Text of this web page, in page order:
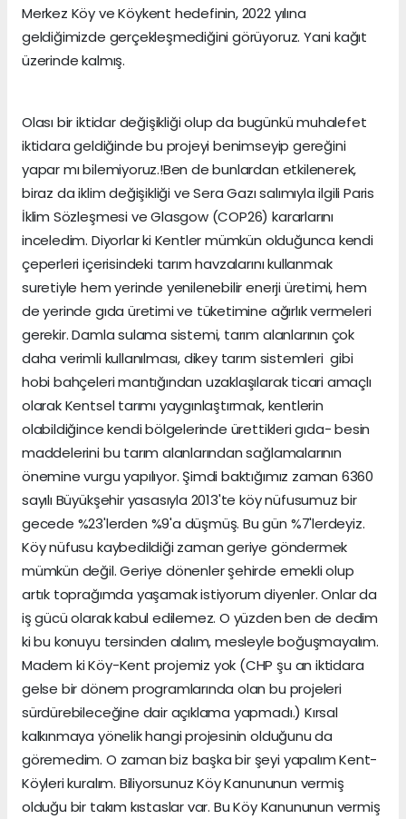
Merkez Köy ve Köykent hedefinin, 2022 yılına
geldiğimizde gerçekleşmediğini görüyoruz. Yani kağıt
üzerinde kalmış.
Olası bir iktidar değişikliği olup da bugünkü muhalefet
iktidara geldiğinde bu projeyi benimseyip gereğini
yapar mı bilemiyoruz.!Ben de bunlardan etkilenerek,
biraz da iklim değişikliği ve Sera Gazı salımıyla ilgili Paris
İklim Sözleşmesi ve Glasgow (COP26) kararlarını
inceledim. Diyorlar ki Kentler mümkün olduğunca kendi
çeperleri içerisindeki tarım havzalarını kullanmak
suretiyle hem yerinde yenilenebilir enerji üretimi, hem
de yerinde gıda üretimi ve tüketimine ağırlık vermeleri
gerekir. Damla sulama sistemi, tarım alanlarının çok
daha verimli kullanılması, dikey tarım sistemleri gibi
hobi bahçeleri mantığından uzaklaşılarak ticari amaçlı
olarak Kentsel tarımı yaygınlaştırmak, kentlerin
olabildiğince kendi bölgelerinde ürettikleri gıda- besin
maddelerini bu tarım alanlarından sağlamalarının
önemine vurgu yapılıyor. Şimdi baktığımız zaman 6360
sayılı Büyükşehir yasasıyla 2013'te köy nüfusumuz bir
gecede %23'lerden %9'a düşmüş. Bu gün %7'lerdeyiz.
Köy nüfusu kaybedildiği zaman geriye göndermek
mümkün değil. Geriye dönenler şehirde emekli olup
artık toprağımda yaşamak istiyorum diyenler. Onlar da
iş gücü olarak kabul edilemez. O yüzden ben de dedim
ki bu konuyu tersinden alalım, mesleyle boğuşmayalım.
Madem ki Köy-Kent projemiz yok (CHP şu an iktidara
gelse bir dönem programlarında olan bu projeleri
sürdürebileceğine dair açıklama yapmadı.) Kırsal
kalkınmaya yönelik hangi projesinin olduğunu da
göremedim. O zaman biz başka bir şeyi yapalım Kent-
Köyleri kuralım. Biliyorsunuz Köy Kanununun vermiş
olduğu bir takım kıstaslar var. Bu Köy Kanununun vermiş